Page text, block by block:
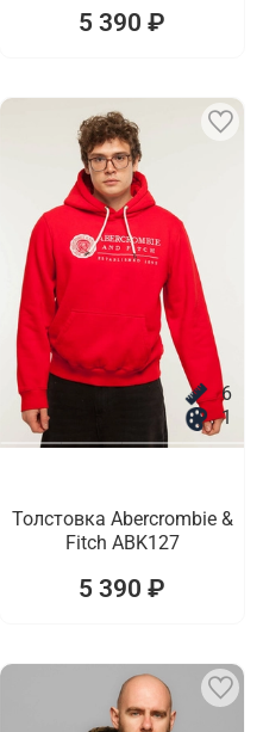
5 390 ₽
6
1
Толстовка Abercrombie &
Fitch ABK127
5 390 ₽